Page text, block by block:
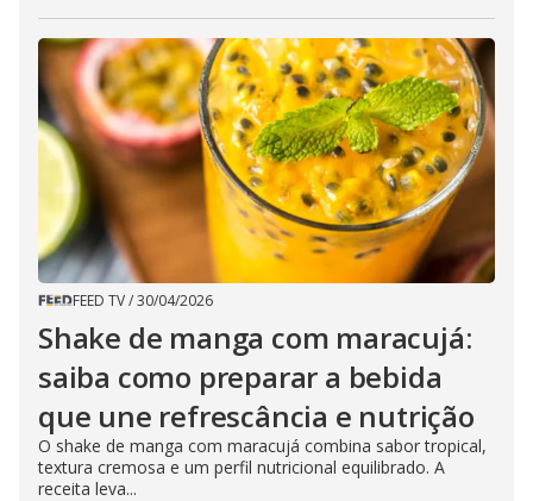
FEED TV/30/04/2026
Shake de manga com maracujá:
saiba como preparar a bebida
que une refrescância e nutrição
O shake de manga com maracujá combina sabor tropical,
textura cremosa e um perfil nutricional equilibrado. A
receita leva...